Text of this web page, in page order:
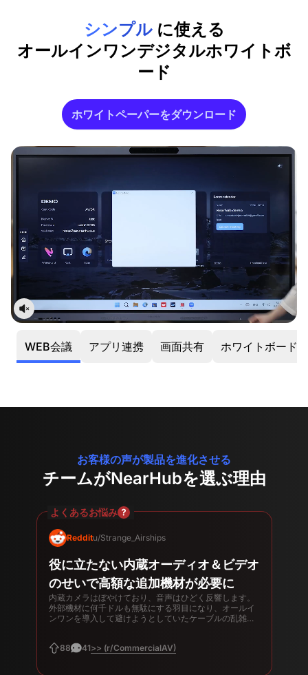
シンプルに使える
オールインワンデジタルホワイトボ
ード
ホワイトペーパーをダウンロード
WEB会議 アプリ連携 画面共有 ホワイトボード
お客様の声が製品を進化させる
チームがNearHubを選ぶ理由
よくあるお悩み
Redditu/Strange_Airships
役に立たない内蔵オーディオ＆ビデオ
のせいで高額な追加機材が必要に
内蔵カメラはぼやけており、音声はひどく反響します。
外部機材に何千ドルも無駄にする羽目になり、オールイ
ンワンを導入して避けようとしていたケーブルの乱雑さ
88
41>> (r/CommercialAV)